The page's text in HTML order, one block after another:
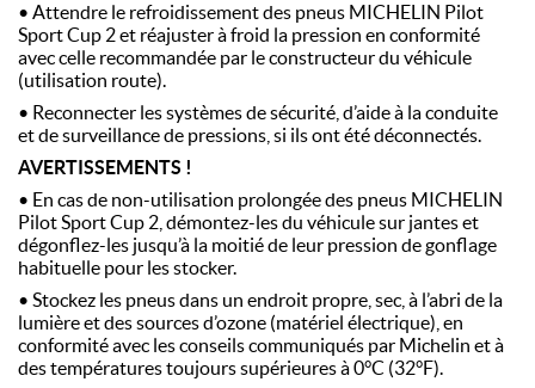
• Attendre le refroidissement des pneus MICHELIN Pilot
Sport Cup 2 et réajuster à froid la pression en conformité
avec celle recommandée par le constructeur du véhicule
(utilisation route).
• Reconnecter les systèmes de sécurité, d’aide à la conduite
et de surveillance de pressions, si ils ont été déconnectés.
AVERTISSEMENTS !
• En cas de non-utilisation prolongée des pneus MICHELIN
Pilot Sport Cup 2, démontez-les du véhicule sur jantes et
dégonflez-les jusqu’à la moitié de leur pression de gonflage
habituelle pour les stocker.
• Stockez les pneus dans un endroit propre, sec, à l’abri de la
lumière et des sources d’ozone (matériel électrique), en
conformité avec les conseils communiqués par Michelin et à
des températures toujours supérieures à 0°C (32°F).